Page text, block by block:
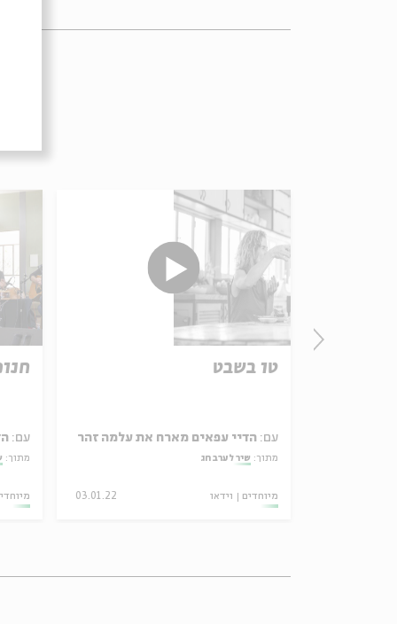
עם:
מתוך:
טו בשבט
עם: הדיי עפאים מארח את עלמה זהר
מתוך: שיר לערב חג
מיוחדים וידאו 03.01.22